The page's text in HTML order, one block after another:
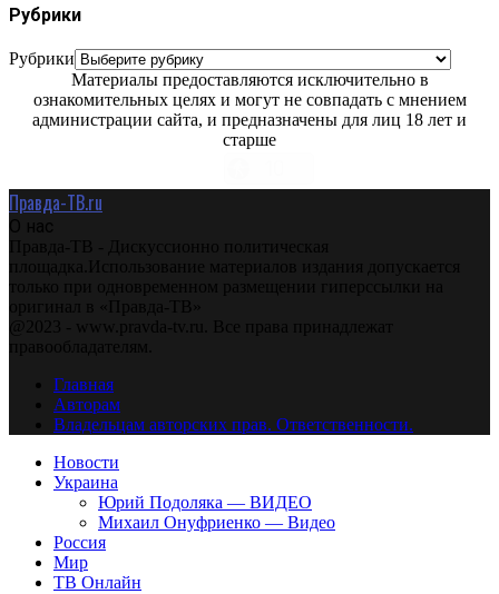
Рубрики
Рубрики
Материалы предоставляются исключительно в
ознакомительных целях и могут не совпадать с мнением
администрации сайта, и предназначены для лиц 18 лет и
старше
Правда-ТВ.ru
О нас
Правда-ТВ - Дискуссионно политическая
площадка.Использование материалов издания допускается
только при одновременном размещении гиперссылки на
оригинал в «Правда-ТВ»
@2023 - www.pravda-tv.ru. Все права принадлежат
правообладателям.
Главная
Авторам
Владельцам авторских прав. Ответственности.
Новости
Украина
Юрий Подоляка — ВИДЕО
Михаил Онуфриенко — Видео
Россия
Мир
ТВ Онлайн